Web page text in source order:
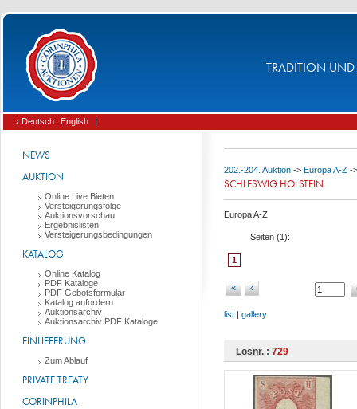
TRADITION UND
› Deutsch English |
NEWS
AUKTION
Online Live Bieten
Versteigerungsfolge
Auktionsvorschau
Ergebnislisten
Versteigerungsbedingungen
KATALOG
Online Katalog
PDF Kataloge
PDF Gebotsformular
Katalog anfordern
Auktionsarchiv
Auktionsarchiv PDF Kataloge
EINLIEFERUNG
Zum Ablauf
PRIVATE TREATY
CORINPHILA
202.-204. Auktion -> Europa A-Z -
SCHLESWIG HOLSTEIN
Europa A-Z
Seiten (1):
1
« ‹
list | gallery
Losnr. : 729